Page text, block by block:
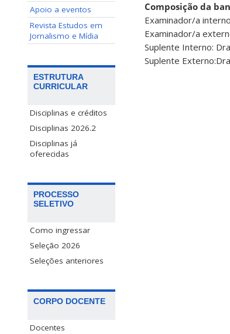
Apoio a eventos
Revista Estudos em
Jornalismo e Mídia
ESTRUTURA
CURRICULAR
Disciplinas e créditos
Disciplinas 2026.2
Disciplinas já
oferecidas
PROCESSO
SELETIVO
Como ingressar
Seleção 2026
Seleções anteriores
CORPO DOCENTE
Docentes
Composição da
Examinador/a
Examinador/a
Suplente Interno:
Suplente